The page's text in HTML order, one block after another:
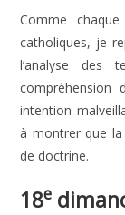
Comme
catholiques, je
l’analyse des
intention
à montrer que
de doctrine.
18e